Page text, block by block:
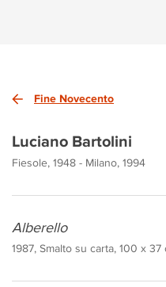
Fine Novecento
Luciano Bartolini
Fiesole, 1948 - Milano, 1994
Alberello
1987, Smalto su carta, 100 x 37